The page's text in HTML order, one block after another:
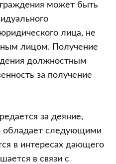
может быть
лица, не
лицом. Получение
должностным
за получение
за деяние,
обладает следующими
в интересах дающего
в связи с